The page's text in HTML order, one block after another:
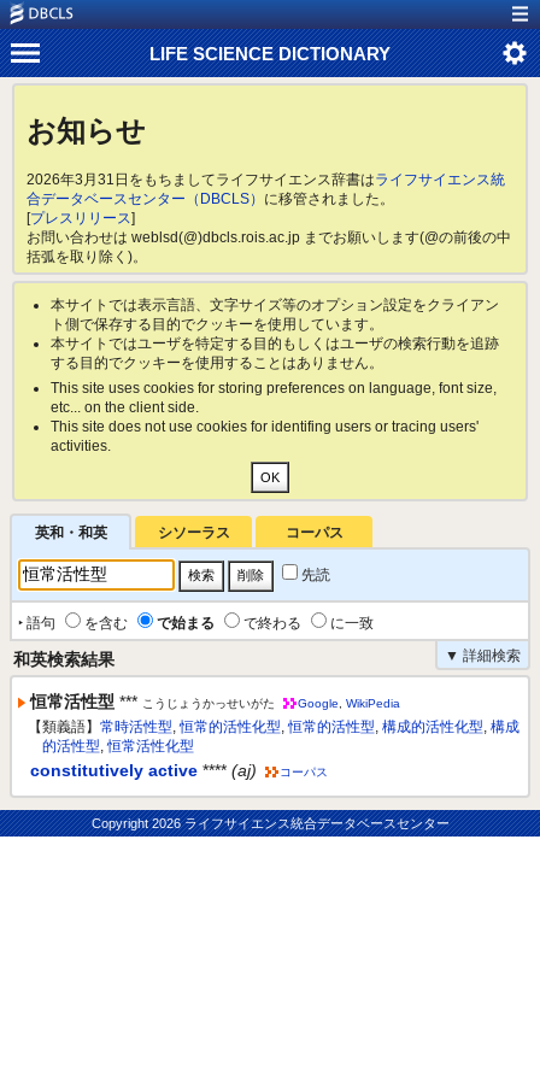
LIFE SCIENCE DICTIONARY
お知らせ
2026年3月31日をもちましてライフサイエンス辞書はライフサイエンス統
合データベースセンター（DBCLS） に移管されました。
[プレスリリース]
お問い合わせは weblsd(@)dbcls.rois.ac.jp までお願いします(@の前後の中
括弧を取り除く)。
本サイトでは表示言語、文字サイズ等のオプション設定をクライアン
ト側で保存する目的でクッキーを使用しています。
本サイトではユーザを特定する目的もしくはユーザの検索行動を追跡
する目的でクッキーを使用することはありません。
This site uses cookies for storing preferences on language, font size,
etc... on the client side.
This site does not use cookies for identifing users or tracing users'
activities.
英和・和英 シソーラス コーパス
先読
‣ 語句 を含む で始まる で終わる
に一致
▼ 詳細検索
和英検索結果
恒常活性型 *** こうじょうかっせいがた Google WikiPedia
【類義語】 常時活性型,恒常的活性化型,恒常的活性型, 構成的活性化型, 構成
的活性型,恒常活性化型
constitutively active **** (aj) コーパス
Copyright2026 ライフサイエンス統合データベースセンター